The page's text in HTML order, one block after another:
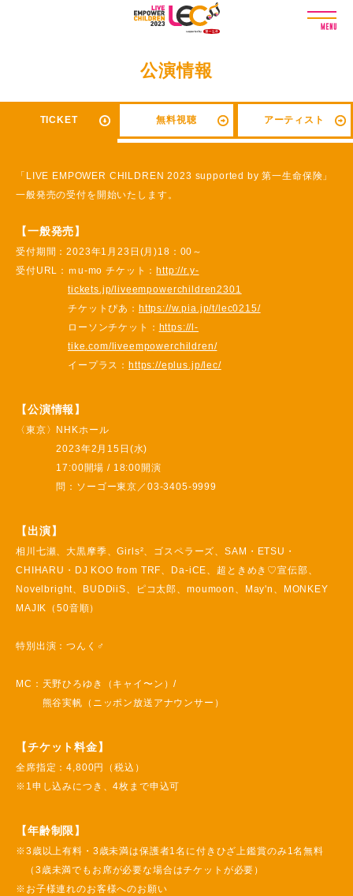
L
W
R
C
D
R
E
N
2
0
公演情報
TICKET 無料視聴 アーティスト
「LIVE EMPOWER CHILDREN 2023 supported by 第一生命保険」
一般発売の受付を開始いたします。
【一般発売】
受付期間：2023年1月23日(月)18：00～
受付URL： ｍu-mo チケット： http://r.y-
tickets.jp/liveempowerchildren2301
チケットぴあ： https://w.pia.jp/t/lec0215/
ローソンチケット： https://l-
tike.com/liveempowerchildren/
イープラス： https://eplus.jp/lec/
【公演情報】
〈東京〉
NHKホール
2023年2月15日(水)
17:00開場 / 18:00開演
問：ソーゴー東京／03-3405-9999
【出演】
相川七瀬、大黒摩季、Girls²、ゴスペラーズ、SAM・ETSU・
CHIHARU・DJ KOO from TRF、
Da-iCE、超ときめき♡宣伝部、
Novelbright、BUDDiiS、ピコ太郎、moumoon、May'n、MONKEY
MAJIK（50音順）
特別出演：つんく♂
MC： 天野ひろゆき（キャイ〜ン）/
熊谷実帆（ニッポン放送アナウンサー）
【チケット料金】
全席指定：4,800円（税込）
※1申し込みにつき、4枚まで申込可
【年齢制限】
※3歳以上有料・3歳未満は保護者1名に付きひざ上鑑賞のみ1名無料
（3歳未満でもお席が必要な場合はチケットが必要）
※お子様連れのお客様へのお願い